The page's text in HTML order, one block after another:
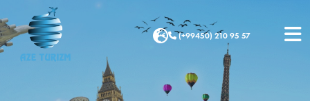
(+99450) 210 95 57